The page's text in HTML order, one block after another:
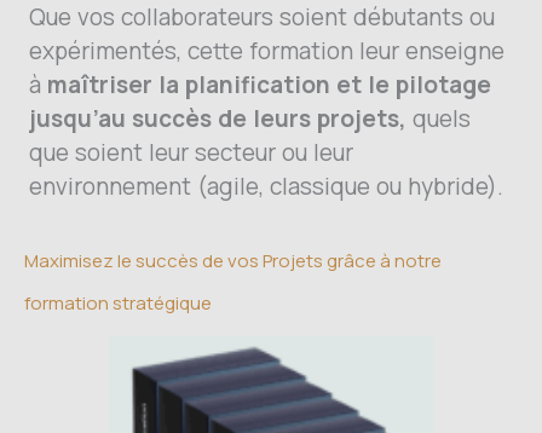
Que vos collaborateurs soient débutants ou
expérimentés, cette formation leur enseigne
à maîtriser la planification et le pilotage
jusqu’au succès de leurs projets, quels
que soient leur secteur ou leur
environnement (agile, classique ou hybride).
Maximisez le succès de vos Projets grâce à notre
formation stratégique